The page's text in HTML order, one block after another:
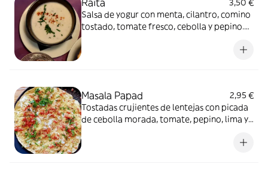
Raita
3,50 €
Salsa de yogur con menta, cilantro, comino
tostado, tomate fresco, cebolla y pepino.
Masala Papad
2,95 €
Tostadas crujientes de lentejas con picada
de cebolla morada, tomate, pepino, lima y